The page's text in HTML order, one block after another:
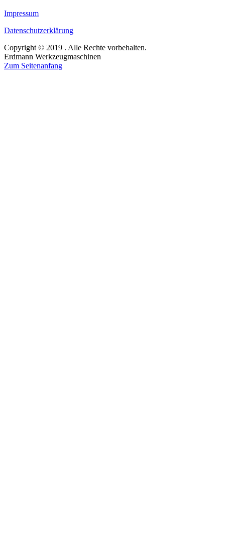
Impressum
Datenschutzerklärung
Copyright © 2019 . Alle Rechte vorbehalten.
Erdmann Werkzeugmaschinen
Zum Seitenanfang